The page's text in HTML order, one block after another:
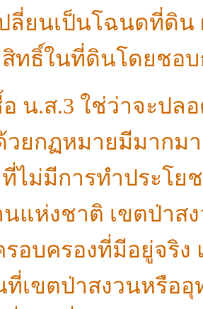
ลี่ยนเป็นโฉนดที่ดิน
สิทธิ์ในที่ดินโดยชอบ
น.ส.3 ใช่ว่าจะปล
วยกฏหมายมีมากม
ไม่มีการทำประโ
แห่งชาติ เขตป่าส
อบครองที่มีอยู่จริง
ที่เขตป่าสงวนหรือ